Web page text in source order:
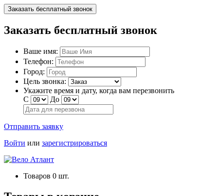
Заказать бесплатный звонок
Заказать бесплатный звонок
Ваше имя:
Телефон:
Город:
Цель звонка:
Укажите время и дату, когда вам перезвонить
С
До
Отправить заявку
Войти или зарегистрироваться
Товаров 0 шт.